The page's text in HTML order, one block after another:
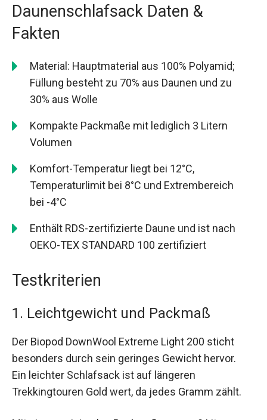
Daunenschlafsack Daten &
Fakten
Material: Hauptmaterial aus 100% Polyamid;
Füllung besteht zu 70% aus Daunen und zu
30% aus Wolle
Kompakte Packmaße mit lediglich 3 Litern
Volumen
Komfort-Temperatur liegt bei 12°C,
Temperaturlimit bei 8°C und Extrembereich
bei -4°C
Enthält RDS-zertifizierte Daune und ist nach
OEKO-TEX STANDARD 100 zertifiziert
Testkriterien
1. Leichtgewicht und Packmaß
Der Biopod DownWool Extreme Light 200 sticht
besonders durch sein geringes Gewicht hervor.
Ein leichter Schlafsack ist auf längeren
Trekkingtouren Gold wert, da jedes Gramm zählt.